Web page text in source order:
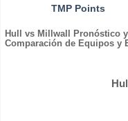
TMP Points
Hull vs Millwall Pronóstico
Comparación de Equipos y